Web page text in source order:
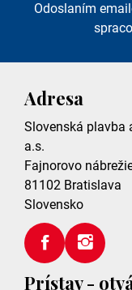
Odoslaním
Adresa
Slovenská plavba
a.s.
Fajnorovo
81102 Bratislava
Slovensko
Prístav -